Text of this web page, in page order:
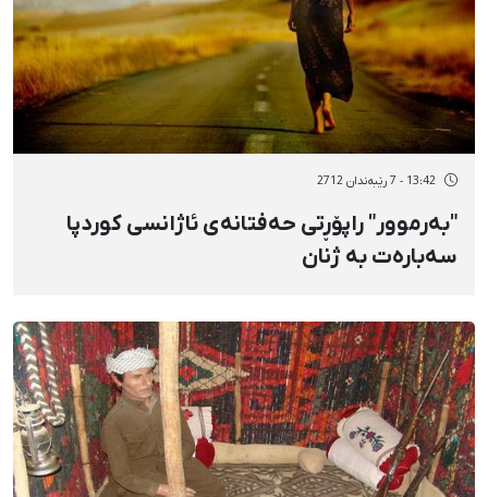
13:42 - 7 رێبەندان 2712
"بەرموور" راپۆڕتی حەفتانەی ئاژانسی کوردپا
سەبارەت بە ژنان